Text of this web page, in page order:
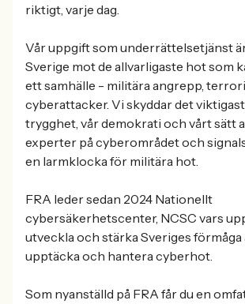
riktigt, varje dag.
Vår uppgift som underrättelsetjänst
Sverige mot de allvarligaste hot som
ett samhälle - militära angrepp,
cyberattacker. Vi skyddar det
trygghet, vår demokrati och vårt sätt
experter på cyberområdet och
en larmklocka för militära hot.
FRA leder sedan 2024 Nationellt
cybersäkerhetscenter, NCSC vars
utveckla och stärka Sveriges förmåga
upptäcka och hantera cyberhot.
Som nyanställd på FRA får du en